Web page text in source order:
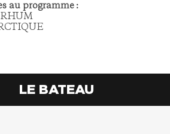
au programme :
LE BATEAU